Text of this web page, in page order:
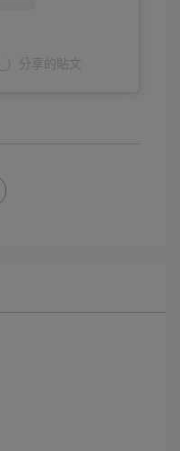
分享的貼文